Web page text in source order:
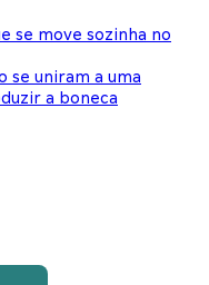
se move sozinha no
se uniram a uma
a boneca